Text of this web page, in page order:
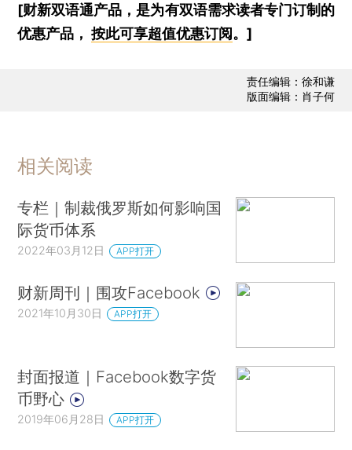
[财新双语通产品，是为有双语需求读者专门订制的
优惠产品，按此可享超值优惠订阅。]
责任编辑：徐和谦
版面编辑：肖子何
相关阅读
专栏｜制裁俄罗斯如何影响国
际货币体系
2022年03月12日 APP打开
财新周刊｜围攻Facebook
2021年10月30日 APP打开
封面报道｜Facebook数字货
币野心
2019年06月28日 APP打开